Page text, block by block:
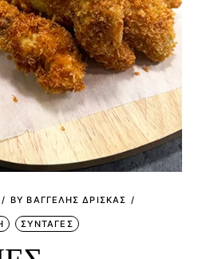
BY ΒΑΓΓΕΛΗΣ ΔΡΙΣΚΑΣ
ΣΥΝΤΑΓΕΣ